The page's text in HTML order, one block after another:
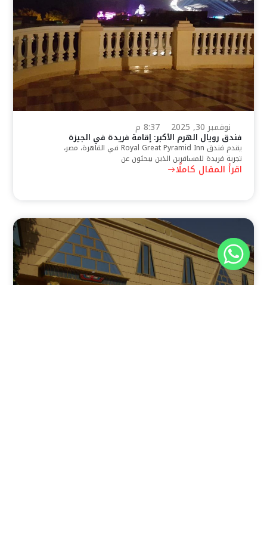
نوفمبر 30, 2025 8:37 م
فندق رويال الهرم الأكبر: إقامة فريدة في الجيزة
يقدم فندق Royal Great Pyramid Inn في القاهرة، مصر،
تجربة فريدة للمسافرين الذين يبحثون عن
اقرأ المقال كاملًا